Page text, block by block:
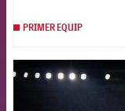
PRIMER EQUIP